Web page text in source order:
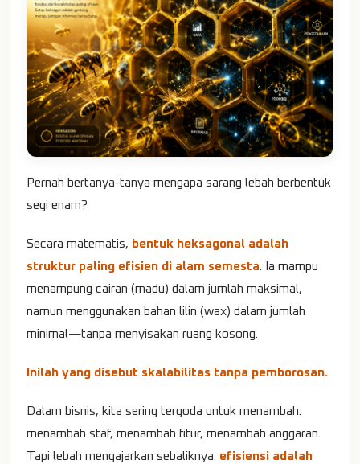
Pernah bertanya-tanya mengapa sarang lebah berbentuk
segi enam?
Secara matematis, bentuk heksagonal adalah
struktur paling efisien di alam semesta. Ia mampu
menampung cairan (madu) dalam jumlah maksimal,
namun menggunakan bahan lilin (wax) dalam jumlah
minimal—tanpa menyisakan ruang kosong.
Inilah yang disebut skalabilitas tanpa pemborosan.
Dalam bisnis, kita sering tergoda untuk menambah:
menambah staf, menambah fitur, menambah anggaran.
Tapi lebah mengajarkan sebaliknya: efisiensi adalah